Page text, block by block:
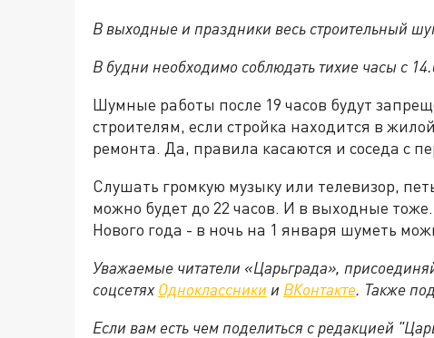
В выходные и праздники весь строительный
В будни необходимо соблюдать тихие часы с
Шумные работы после 19 часов будут
строителям, если стройка находится в
ремонта. Да, правила касаются и соседа с
Слушать громкую музыку или телевизор,
можно будет до 22 часов. И в выходные
Нового года - в ночь на 1 января шуметь
Уважаемые читатели «Царьграда»,
соцсетях Одноклассники и ВКонтакте. Также
Если вам есть чем поделиться с редакцией